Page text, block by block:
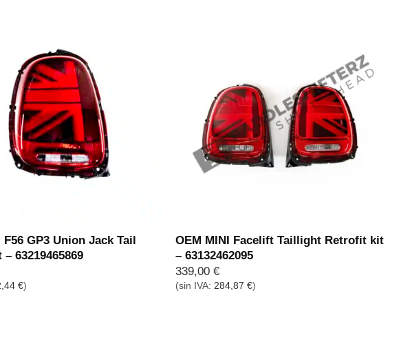
F56 GP3 Union Jack Tail
63219465869
€)
OEM MINI Facelift Taillight Retrofit kit
– 63132462095
339,00€
(sin IVA:284,87€)